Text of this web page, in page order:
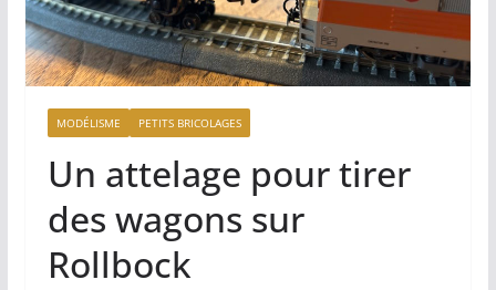
MODÉLISME PETITS BRICOLAGES
Un attelage pour tirer
des wagons sur
Rollbock